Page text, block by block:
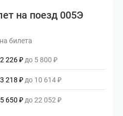
на поезд 005Э
билета
226 ₽ до 5 800 ₽
218 ₽ до 10 614 ₽
650 ₽ до 22 052 ₽